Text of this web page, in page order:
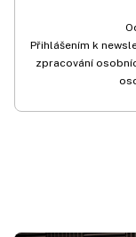
Přihlášením k
zpracování